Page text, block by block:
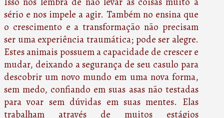
sério e nos impele a agir. Também no ensina que
o crescimento e a transformação não precisam
ser uma experiência traumática; pode ser alegre.
Estes animais possuem a capacidade de crescer e
mudar, deixando a segurança de seu casulo para
descobrir um novo mundo em uma nova forma,
sem medo, confiando em suas asas não testadas
para voar sem dúvidas em suas mentes. Elas
trabalham através de muitos estágios